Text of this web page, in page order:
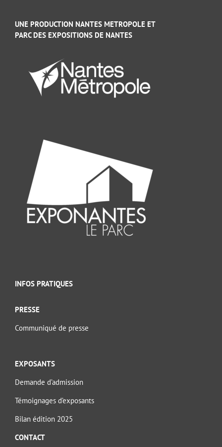
UNE PRODUCTION NANTES METROPOLE ET
PARC DES EXPOSITIONS DE NANTES
INFOS PRATIQUES
PRESSE
Communiqué de presse
EXPOSANTS
Demande d’admission
Témoignages d’exposants
Bilan édition 2025
CONTACT